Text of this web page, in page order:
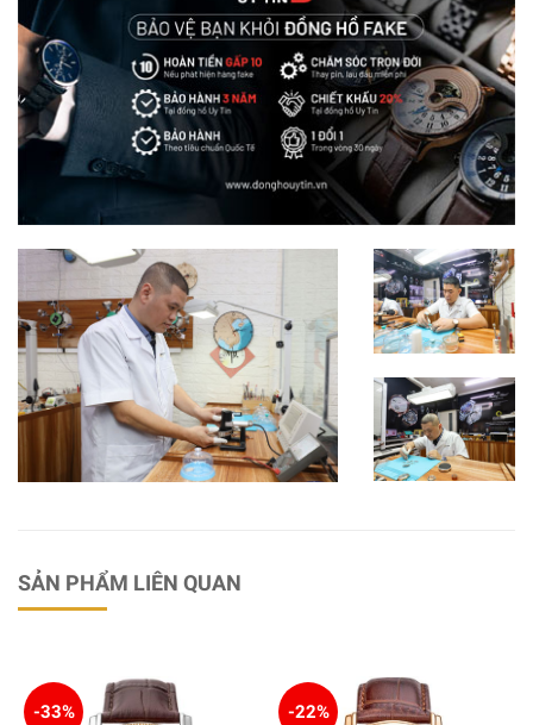
SẢN PHẨM LIÊN QUAN
-33% -22%